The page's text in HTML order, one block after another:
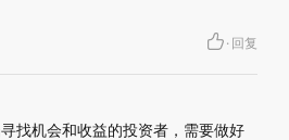
· 回复
找机会和收益的投资者，需要做好